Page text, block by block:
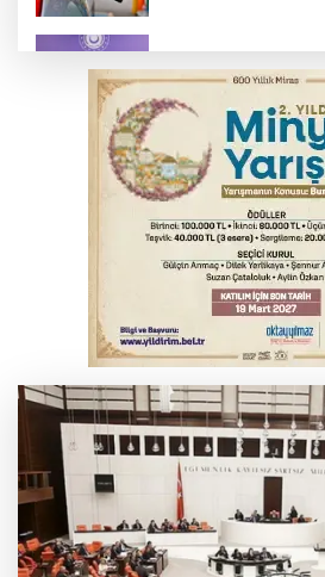
milletimize hayırlı
Serbest piyasada
Osmangazi’de
Serbest piyasada